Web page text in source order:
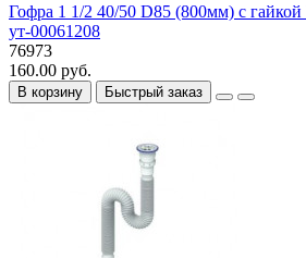
Гофра 1 1/2 40/50 D85 (800мм) с
ут-00061208
76973
160.00 руб.
В корзину Быстрый заказ